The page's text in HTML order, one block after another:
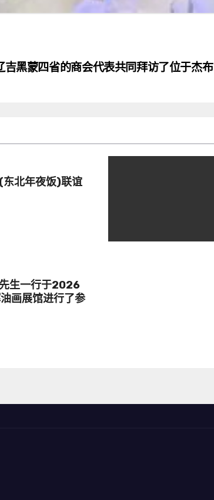
黑蒙四省的商会代表共同拜访了位于杰布
北年夜饭)联谊
生一行于2026
画展馆进行了参